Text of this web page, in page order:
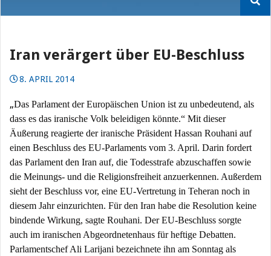
nach:
Iran verärgert über EU-Beschluss
8. APRIL 2014
„Das Parlament der Europäischen Union ist zu unbedeutend, als
dass es das iranische Volk beleidigen könnte.“ Mit dieser
Äußerung reagierte der iranische Präsident Hassan Rouhani auf
einen Beschluss des EU-Parlaments vom 3. April. Darin fordert
das Parlament den Iran auf, die Todesstrafe abzuschaffen sowie
die Meinungs- und die Religionsfreiheit anzuerkennen. Außerdem
sieht der Beschluss vor, eine EU-Vertretung in Teheran noch in
diesem Jahr einzurichten. Für den Iran habe die Resolution keine
bindende Wirkung, sagte Rouhani. Der EU-Beschluss sorgte
auch im iranischen Abgeordnetenhaus für heftige Debatten.
Parlamentschef Ali Larijani bezeichnete ihn am Sonntag als